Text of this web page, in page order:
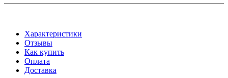
Характеристики
Отзывы
Как купить
Оплата
Доставка